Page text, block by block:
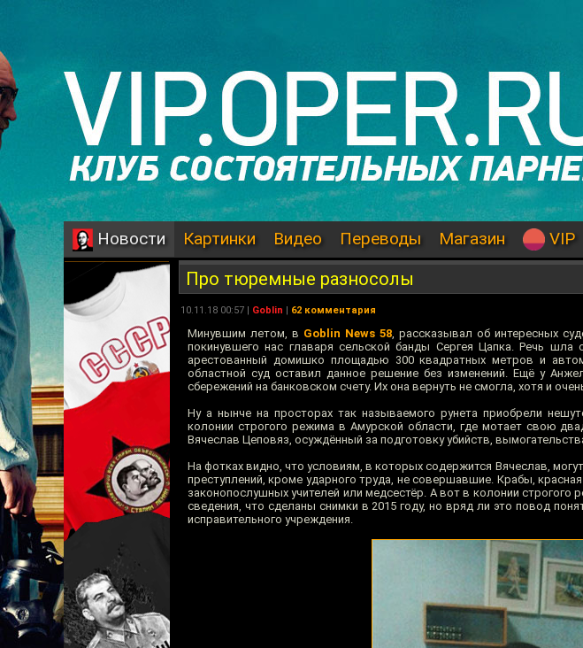
Новости Картинки Видео Переводы Магазин VIP
Про тюремные разносолы
10.11.18 00:57 | Goblin | 62 комментария
Минувшим летом, в Goblin News 58, рассказывал об интересных
покинувшего нас главаря сельской банды Сергея Цапка. Речь
арестованный домишко площадью 300 квадратных метров и
областной суд оставил данное решение без изменений. Ещё у
сбережений на банковском счету. Их она вернуть не смогла, хотя и
Ну а нынче на просторах так называемого рунета приобрели
колонии строгого режима в Амурской области, где мотает свою
Вячеслав Цеповяз, осуждённый за подготовку убийств,
На фотках видно, что условиям, в которых содержится Вячеслав,
преступлений, кроме ударного труда, не совершавшие. Крабы,
законопослушных учителей или медсестёр. А вот в колонии
сведения, что сделаны снимки в 2015 году, но вряд ли это повод
исправительного учреждения.